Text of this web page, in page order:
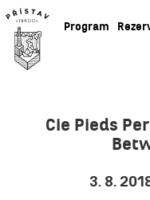
Program
Cie Pieds
3. 8.